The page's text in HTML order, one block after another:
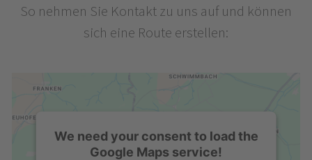
So nehmen Sie Kontakt zu uns auf und können
sich eine Route erstellen:
We need your consent to load the
Google Maps service!